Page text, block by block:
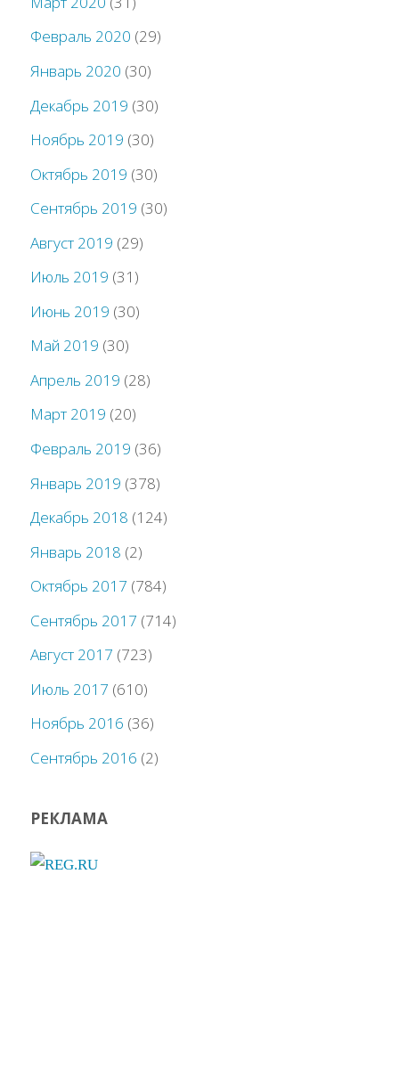
Февраль 2020 (29)
Январь 2020 (30)
Декабрь 2019 (30)
Ноябрь 2019 (30)
Октябрь 2019 (30)
Сентябрь 2019 (30)
Август 2019 (29)
Июль 2019 (31)
Июнь 2019 (30)
Май 2019 (30)
Апрель 2019 (28)
Март 2019 (20)
Февраль 2019 (36)
Январь 2019 (378)
Декабрь 2018 (124)
Январь 2018 (2)
Октябрь 2017 (784)
Сентябрь 2017 (714)
Август 2017 (723)
Июль 2017 (610)
Ноябрь 2016 (36)
Сентябрь 2016 (2)
РЕКЛАМА